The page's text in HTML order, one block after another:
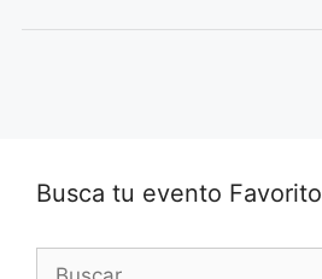
Busca tu evento Favorito